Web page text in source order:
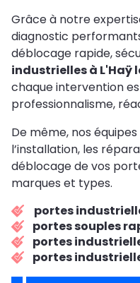
Grâce à notre
diagnostic
déblocage rapide,
industrielles à L'Haÿ
chaque intervention
professionnalisme,
De même, nos
l’installation, les
déblocage de vos
marques et types.
portes
portes souples
portes
portes